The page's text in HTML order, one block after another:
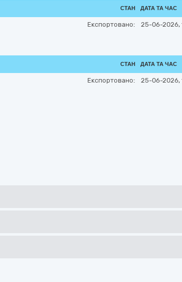
СТАН ДАТА ТА ЧАС
Експортовано: 25-06-2026,
СТАН ДАТА ТА ЧАС
Експортовано: 25-06-2026,